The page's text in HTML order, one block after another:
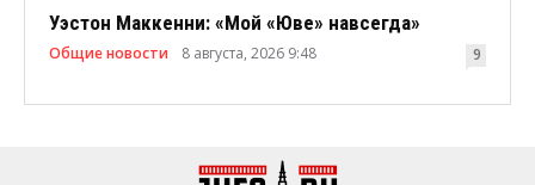
Уэстон Маккенни: «Мой «Юве» навсегда»
Общие новости 8 августа, 2026 9:48 9